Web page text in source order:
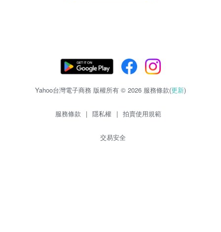
Yahoo台灣電子商務 版權所有 © 2026 服務條款(更新)
服務條款 | 隱私權 | 拍賣使用規範
交易安全